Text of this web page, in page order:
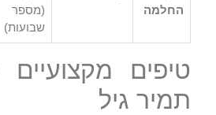
החלמה
(מספר
שבועות)
טיפים
תמיר גיל